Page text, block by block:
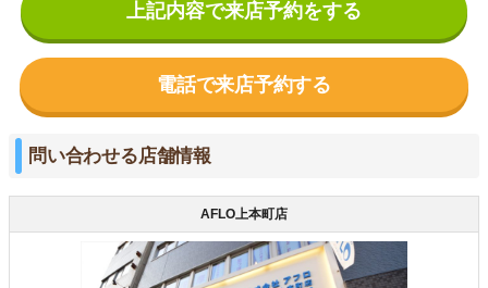
上記内容で来店予約をする
電話で来店予約する
問い合わせる店舗情報
AFLO上本町店